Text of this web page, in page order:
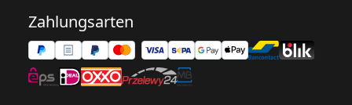
Zahlungsarten